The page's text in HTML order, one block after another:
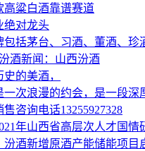
高粱白酒靠谱赛道
绝对龙头
括茅台、习酒、董酒、珍
酒新闻：山西汾酒
的美酒，
次浪漫的约会，是一段深
咨询电话13255927328
年山西省高层次人才国情
酒新增原酒产能储能项目